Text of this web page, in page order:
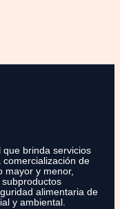
que brinda servicios
de
mayor y menor,
alimentaria de
y ambiental.